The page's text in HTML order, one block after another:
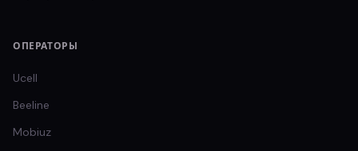
ОПЕРАТОРЫ
Ucell
Beeline
Mobiuz